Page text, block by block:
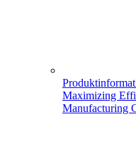
Maximizing
Manufacturing